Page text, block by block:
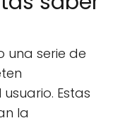
una serie de
Estas
la